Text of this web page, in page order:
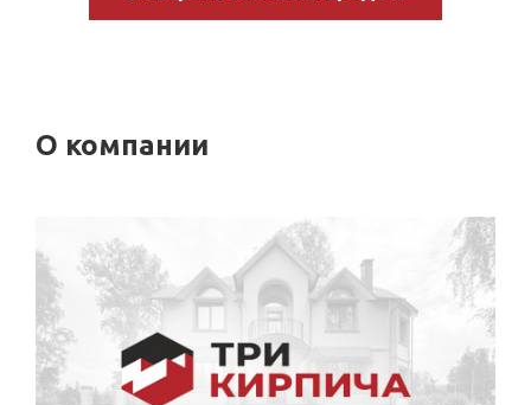
О компании